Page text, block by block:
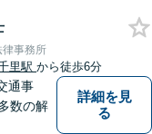
じてお
相談く
律事務所
里駅 から徒歩6分
通事
数の解
詳細を見
る